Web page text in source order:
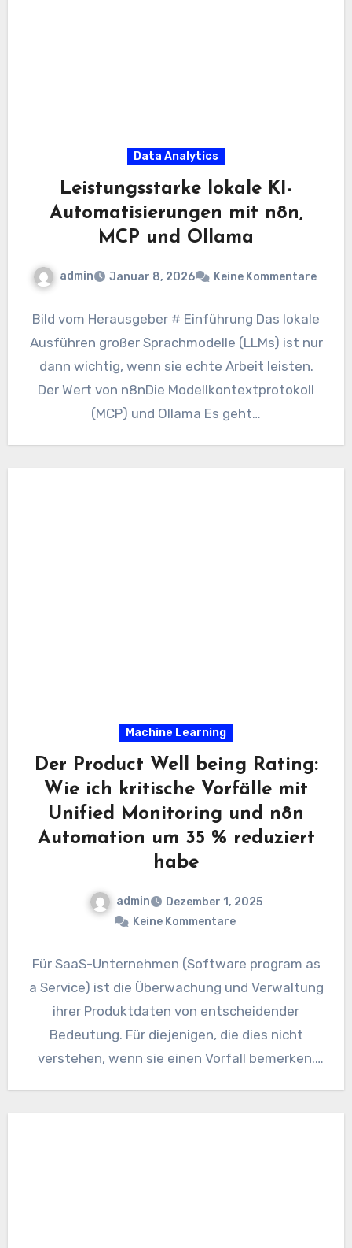
Data Analytics
Leistungsstarke lokale KI-
Automatisierungen mit n8n,
MCP und Ollama
admin Januar 8, 2026 Keine Kommentare
Bild vom Herausgeber # Einführung Das lokale
Ausführen großer Sprachmodelle (LLMs) ist nur
dann wichtig, wenn sie echte Arbeit leisten.
Der Wert von n8nDie Modellkontextprotokoll
(MCP) und Ollama Es geht…
Machine Learning
Der Product Well being Rating:
Wie ich kritische Vorfälle mit
Unified Monitoring und n8n
Automation um 35 % reduziert
habe
admin
Dezember 1, 2025
Keine Kommentare
Für SaaS-Unternehmen (Software program as
a Service) ist die Überwachung und Verwaltung
ihrer Produktdaten von entscheidender
Bedeutung. Für diejenigen, die dies nicht
verstehen, wenn sie einen Vorfall bemerken.